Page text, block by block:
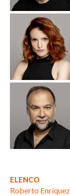
ELENCO
Roberto Enríquez